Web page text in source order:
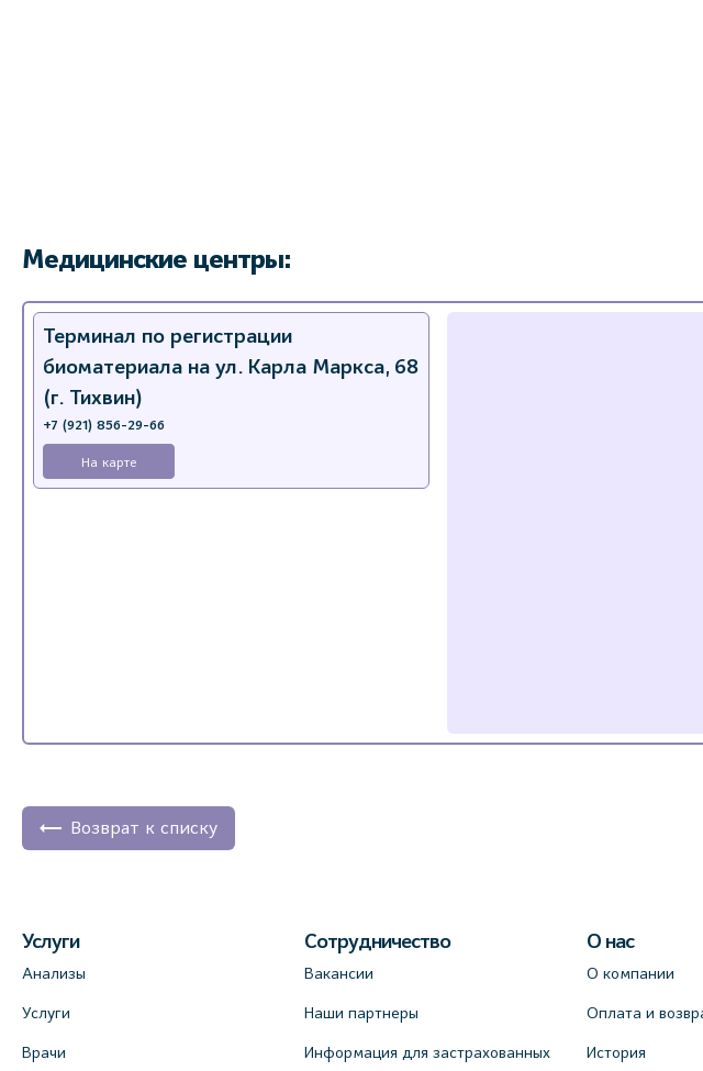
Медицинские центры:
Терминал по регистрации
биоматериала на ул. Карла Маркса, 68
(г. Тихвин)
+7 (921) 856-29-66
На карте
Возврат к списку
Услуги
Анализы
Услуги
Врачи
Сотрудничество
Вакансии
Наши партнеры
Информация для застрахованных
О нас
О компании
Оплата и
История